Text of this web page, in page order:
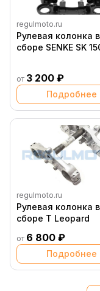
regulmoto.ru
Рулевая колонка в
сборе SENKE SK
от 3 200 ₽
Подробнее
regulmoto.ru
Рулевая колонка в
сборе T Leopard
от 6 800 ₽
Подробнее